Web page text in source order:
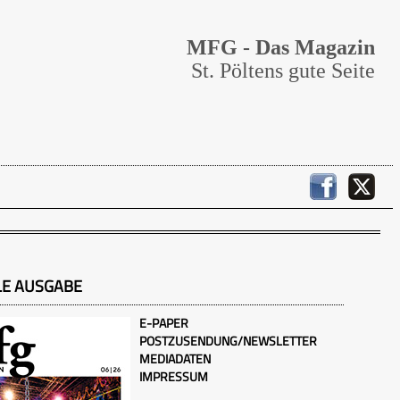
MFG - Das Magazin
St. Pöltens gute Seite
AUSGABE
E-PAPER
POSTZUSENDUNG/NEWSLETTER
MEDIADATEN
IMPRESSUM